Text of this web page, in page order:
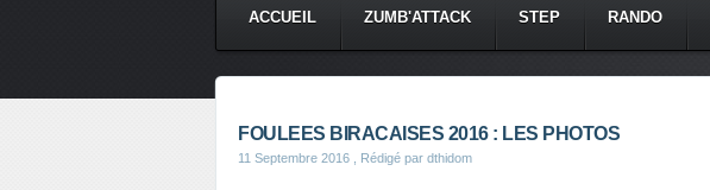
ACCUEIL ZUMB'ATTACK STEP RANDO
FOULEES BIRACAISES 2016 : LES PHOTOS
11 Septembre 2016 , Rédigé par dthidom